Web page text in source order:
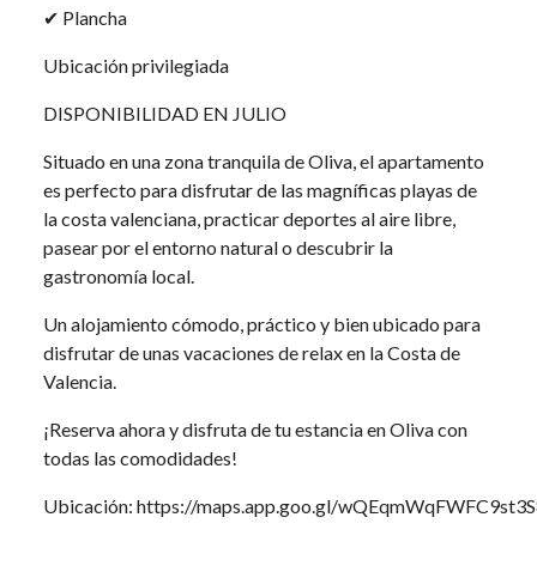
✔ Plancha
Ubicación privilegiada
DISPONIBILIDAD EN JULIO
Situado en una zona tranquila de Oliva, el apartamento
es perfecto para disfrutar de las magníficas playas de
la costa valenciana, practicar deportes al aire libre,
pasear por el entorno natural o descubrir la
gastronomía local.
Un alojamiento cómodo, práctico y bien ubicado para
disfrutar de unas vacaciones de relax en la Costa de
Valencia.
¡Reserva ahora y disfruta de tu estancia en Oliva con
todas las comodidades!
Ubicación: https://maps.app.goo.gl/